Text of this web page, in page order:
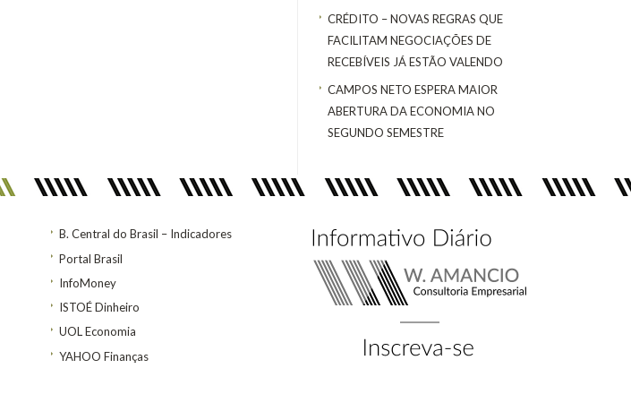
CRÉDITO – NOVAS REGRAS QUE
FACILITAM NEGOCIAÇÕES DE
RECEBÍVEIS JÁ ESTÃO VALENDO
CAMPOS NETO ESPERA MAIOR
ABERTURA DA ECONOMIA NO
SEGUNDO SEMESTRE
B. Central do Brasil – Indicadores
Portal Brasil
InfoMoney
ISTOÉ Dinheiro
UOL Economia
YAHOO Finanças